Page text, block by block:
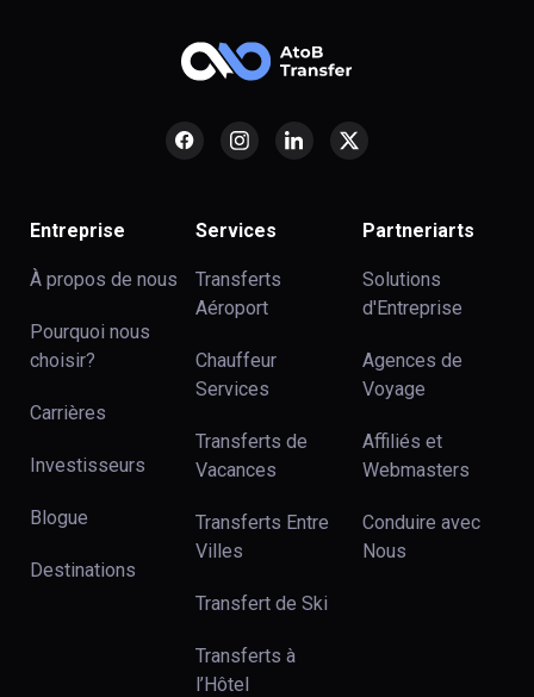
Entreprise
À propos de nous
Pourquoi nous
choisir?
Carrières
Investisseurs
Blogue
Destinations
Services
Transferts
Aéroport
Chauffeur
Services
Transferts de
Vacances
Transferts Entre
Villes
Transfert de Ski
Transferts à
l’Hôtel
Partneriarts
Solutions
d'Entreprise
Agences de
Voyage
Affiliés et
Webmasters
Conduire avec
Nous